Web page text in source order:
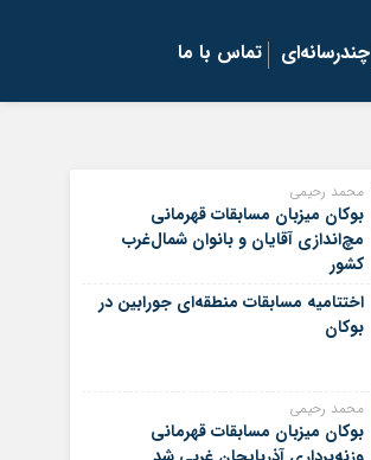
چندرسانه‌ای تماس با ما
محمد رحیمی
بوکان میزبان مسابقات قهرمانی
مچ‌اندازی آقایان و بانوان شمال‌غرب
کشور
اختتامیه مسابقات منطقه‌ای جورابین در
بوکان
محمد رحیمی
بوکان میزبان مسابقات قهرمانی